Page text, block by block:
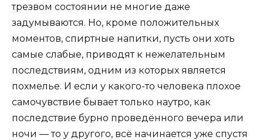
трезвом состоянии не многие даже
задумываются. Но, кроме положительных
моментов, спиртные напитки, пусть они хоть
самые слабые, приводят к нежелательным
последствиям, одним из которых является
похмелье. И если у какого-то человека плохое
самочувствие бывает только наутро, как
последствие бурно проведённого вечера или
ночи — то у другого, всё начинается уже спустя